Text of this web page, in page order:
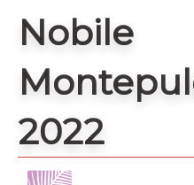
Nobile
2022